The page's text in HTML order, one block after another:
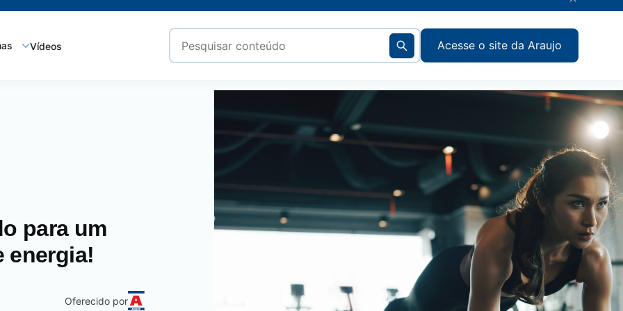
Vídeos Acesse o site da Araujo
Voltar
Voltar
Voltar
Voltar
Voltar
para um
energia!
Oferecido por